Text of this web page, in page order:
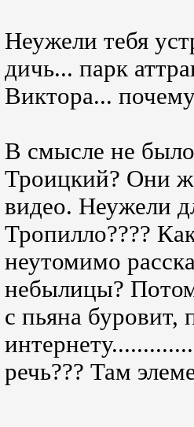
Неужели тебя
дичь... парк
Виктора...
В смысле не
Троицкий? Они
видео. Неужели
Тропилло????
неутомимо
небылицы?
с пьяна буровит,
речь??? Там